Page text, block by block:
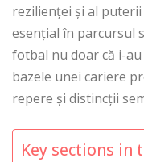
rezilienței și al
esențial în parcursul
fotbal nu doar că i-
bazele unei cariere
repere și distincții
Key sections in